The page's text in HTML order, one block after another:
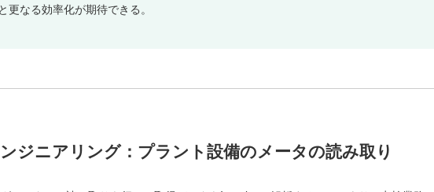
更なる効率化が期待できる。
ジニアリング：プラント設備のメータの読み取り